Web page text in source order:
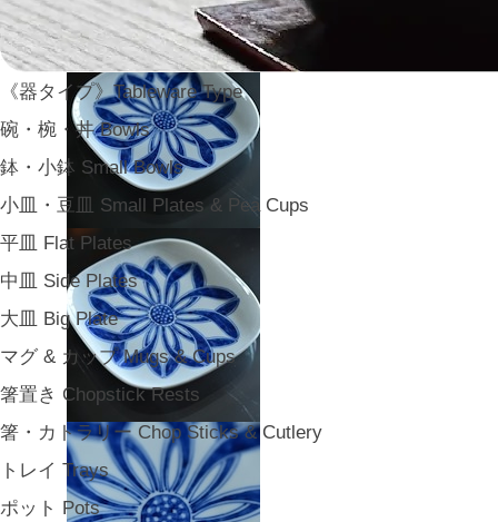
《器タイプ》Tableware Type
碗・椀・丼 Bowls
鉢・小鉢 Small Bowls
小皿・豆皿 Small Plates & Pea Cups
平皿 Flat Plates
中皿 Side Plates
大皿 Big Plate
マグ & カップ Mugs & Cups
箸置き Chopstick Rests
箸・カトラリー Chop Sticks & Cutlery
トレイ Trays
ポット Pots